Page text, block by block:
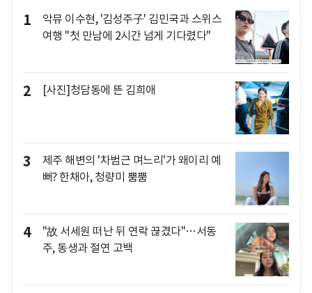
1
악뮤 이수현, '김성주子' 김민국과 스위스
여행 "첫 만남에 2시간 넘게 기다렸다"
2 [사진]청담동에 뜬 김희애
3
제주 해변의 '차범근 며느리'가 왜이리 예
뻐? 한채아, 청량미 뿜뿜
4
"故 서세원 떠난 뒤 연락 끊겼다"…서동
주, 동생과 절연 고백